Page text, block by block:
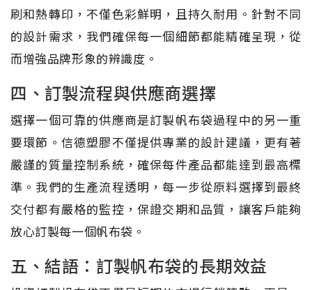
刷和熱轉印，不僅色彩鮮明，且持久耐用。針對不同
的設計需求，我們確保每一個細節都能精確呈現，從
而增強品牌形象的辨識度。
四、訂製流程與供應商選擇
選擇一個可靠的供應商是訂製帆布袋過程中的另一重
要環節。信德塑膠不僅提供專業的設計建議，更有著
嚴謹的質量控制系統，確保每件產品都能達到最高標
準。我們的生產流程透明，每一步從原料選擇到最終
交付都有嚴格的監控，保證交期和品質，讓客戶能夠
放心訂製每一個帆布袋。
五、結語：訂製帆布袋的長期效益